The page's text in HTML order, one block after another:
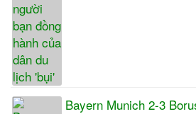
Bayern Munich 2-3